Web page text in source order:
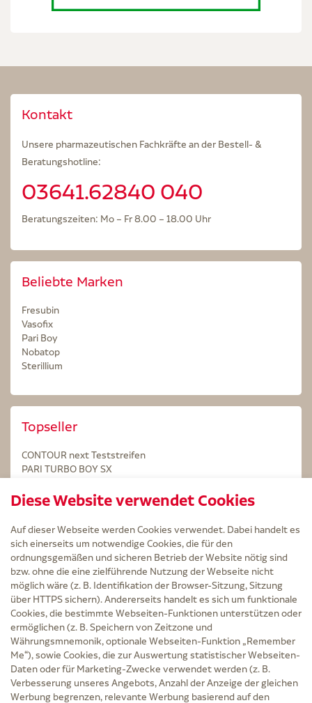
Kontakt
Unsere pharmazeutischen Fachkräfte an der Bestell- &
Beratungshotline:
03641.62840 040
Beratungszeiten: Mo – Fr 8.00 – 18.00 Uhr
Beliebte Marken
Fresubin
Vasofix
Pari Boy
Nobatop
Sterillium
Topseller
CONTOUR next Teststreifen
PARI TURBO BOY SX
Kintex Kinesiologie Tape blau
Service
Versand und Lieferzeit
Kontakt
FAQ
AGB
Cookie-Einstellungen
Datenschutz
Erklärung zur Barrierefreiheit
Widerruf
Impressum
Diese Website verwendet Cookies
Auf dieser Webseite werden Cookies verwendet. Dabei handelt es
sich einerseits um notwendige Cookies, die für den
ordnungsgemäßen und sicheren Betrieb der Website nötig sind
bzw. ohne die eine zielführende Nutzung der Webseite nicht
möglich wäre (z. B. Identifikation der Browser-Sitzung, Sitzung
über HTTPS sichern). Andererseits handelt es sich um funktionale
Cookies, die bestimmte Webseiten-Funktionen unterstützen oder
ermöglichen (z. B. Speichern von Zeitzone und
Währungsmnemonik, optionale Webseiten-Funktion „Remember
Me“), sowie Cookies, die zur Auswertung statistischer Webseiten-
Daten oder für Marketing-Zwecke verwendet werden (z. B.
Verbesserung unseres Angebots, Anzahl der Anzeige der gleichen
Werbung begrenzen, relevante Werbung basierend auf den